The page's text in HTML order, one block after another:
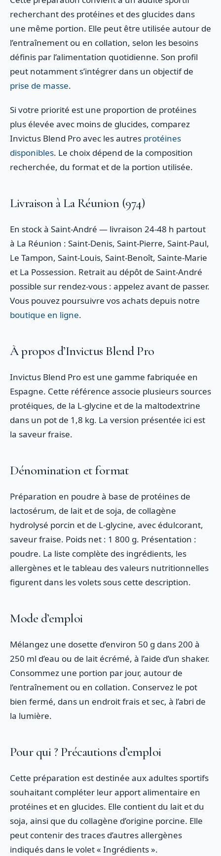
recherchant des protéines et des glucides dans
une même portion. Elle peut être utilisée autour de
l’entraînement ou en collation, selon les besoins
définis par l’alimentation quotidienne. Son profil
peut notamment s’intégrer dans un objectif de
prise de masse.
Si votre priorité est une proportion de protéines
plus élevée avec moins de glucides, comparez
Invictus Blend Pro avec les autres protéines
disponibles. Le choix dépend de la composition
recherchée, du format et de la portion utilisée.
Livraison à La Réunion (974)
En stock à Saint-André — livraison 24-48 h partout
à La Réunion : Saint-Denis, Saint-Pierre, Saint-Paul,
Le Tampon, Saint-Louis, Saint-Benoît, Sainte-Marie
et La Possession. Retrait au dépôt de Saint-André
possible sur rendez-vous : appelez avant de passer.
Vous pouvez poursuivre vos achats depuis notre
boutique en ligne.
À propos d’Invictus Blend Pro
Invictus Blend Pro est une gamme fabriquée en
Espagne. Cette référence associe plusieurs sources
protéiques, de la L-glycine et de la maltodextrine
dans un pot de 1,8 kg. La version présentée ici est
la saveur fraise.
Dénomination et format
Préparation en poudre à base de protéines de
lactosérum, de lait et de soja, de collagène
hydrolysé porcin et de L-glycine, avec édulcorant,
saveur fraise. Poids net : 1 800 g. Présentation :
poudre. La liste complète des ingrédients, les
allergènes et le tableau des valeurs nutritionnelles
figurent dans les volets sous cette description.
Mode d’emploi
Mélangez une dosette d’environ 50 g dans 200 à
250 ml d’eau ou de lait écrémé, à l’aide d’un shaker.
Consommez une portion par jour, autour de
l’entraînement ou en collation. Conservez le pot
bien fermé, dans un endroit frais et sec, à l’abri de
la lumière.
Pour qui ? Précautions d’emploi
Cette préparation est destinée aux adultes sportifs
souhaitant compléter leur apport alimentaire en
protéines et en glucides. Elle contient du lait et du
soja, ainsi que du collagène d’origine porcine. Elle
peut contenir des traces d’autres allergènes
indiqués dans le volet « Ingrédients ».